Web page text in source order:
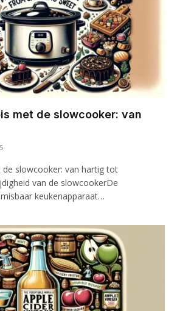
met de slowcooker: van
de slowcooker: van hartig tot
van de slowcookerDe
keukenapparaat…